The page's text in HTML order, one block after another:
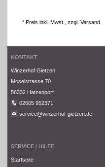
* Preis inkl. Mwst., zzgl. Versand
KONTAKT
Winzerhof Gietzen
Moselstrasse 70
56332 Hatzenport
02605 952371
service@winzerhof-gietzen.de
SERVICE / HILFE
Startseite